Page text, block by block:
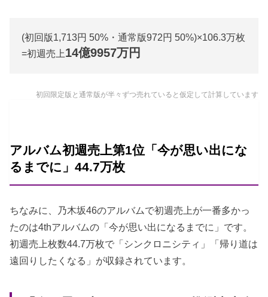
(初回版1,713円 50%・通常版972円 50%)×106.3万枚
=初週売上14億9957万円
初回限定版と通常版が半々ずつ売れていると仮定して計算しています
アルバム初週売上第1位「今が思い出にな
るまでに」44.7万枚
ちなみに、乃木坂46のアルバムで初週売上が一番多かっ
たのは4thアルバムの「今が思い出になるまでに」です。
初週売上枚数44.7万枚で「シンクロニシティ」「帰り道は
遠回りしたくなる」が収録されています。